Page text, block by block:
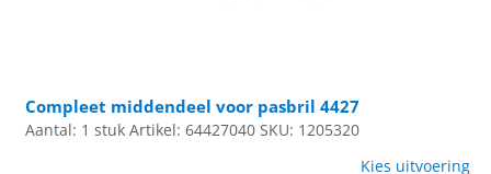
Compleet middendeel voor pasbril 4427
Aantal: 1 stuk Artikel: 64427040 SKU: 1205320
Kies uitvoering